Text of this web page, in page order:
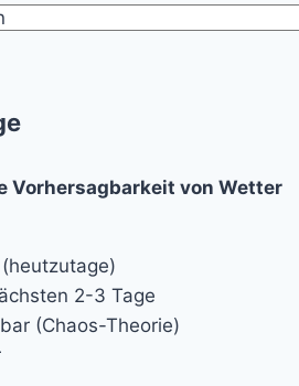
Vorhersagbarkeit von Wetter
2-3 Tage
(Chaos-Theorie)